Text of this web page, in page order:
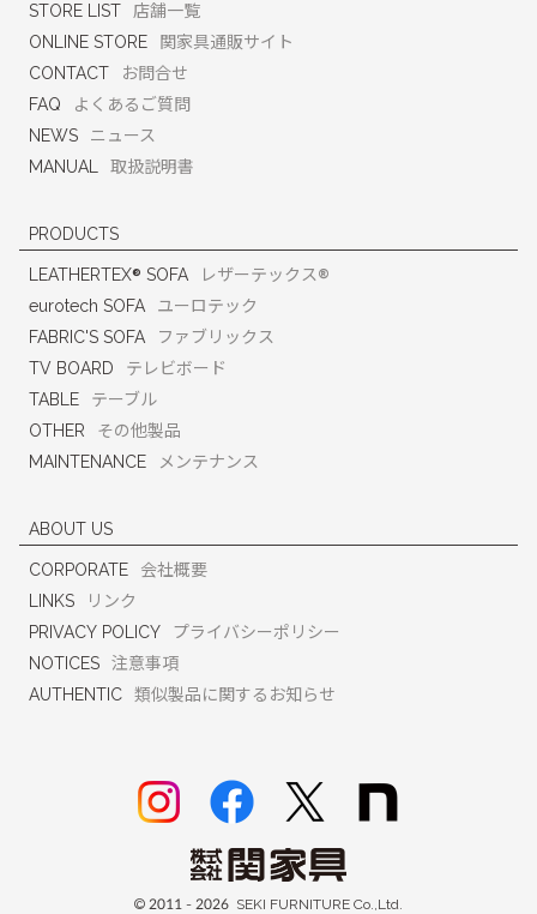
STORE LIST
店舗一覧
ONLINE STORE
関家具通販サイト
CONTACT
お問合せ
FAQ
よくあるご質問
NEWS
ニュース
MANUAL
取扱説明書
PRODUCTS
LEATHERTEX® SOFA レザーテックス®
eurotech SOFA
ユーロテック
FABRIC'S SOFA
ファブリックス
TV BOARD
テレビボード
TABLE
テーブル
OTHER
その他製品
MAINTENANCE
メンテナンス
ABOUT US
CORPORATE
会社概要
LINKS
リンク
PRIVACY POLICY
プライバシーポリシー
NOTICES
注意事項
AUTHENTIC
類似製品に関するお知らせ
© 2011 - 2026 SEKI FURNITURE Co.,Ltd.